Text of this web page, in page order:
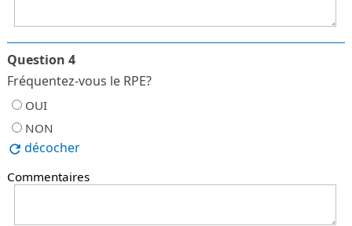
Question 4
Fréquentez-vous le RPE?
OUI
NON
décocher
Commentaires